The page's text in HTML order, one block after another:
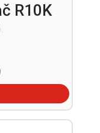
R10K